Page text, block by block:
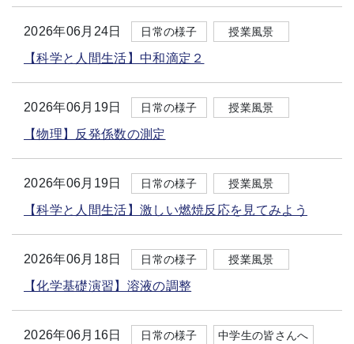
2026年06月24日 日常の様子 授業風景
【科学と人間生活】中和滴定２
2026年06月19日 日常の様子 授業風景
【物理】反発係数の測定
2026年06月19日 日常の様子 授業風景
【科学と人間生活】激しい燃焼反応を見てみよう
2026年06月18日 日常の様子 授業風景
【化学基礎演習】溶液の調整
2026年06月16日 日常の様子 中学生の皆さんへ